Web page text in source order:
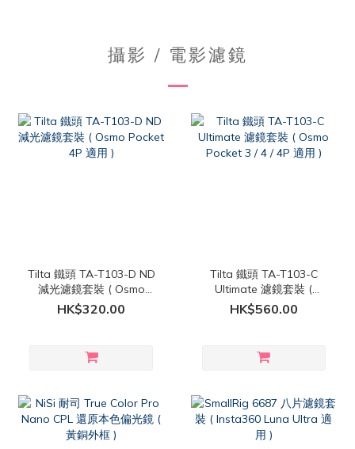
攝影 / 電影濾鏡
Tilta 鐵頭 TA-T103-D ND
減光濾鏡套裝 ( Osmo
Pocket 4P 適用 )
HK$320.00
Tilta 鐵頭 TA-T103-C
Ultimate 濾鏡套裝 (
Osmo Pocket 3 / 4 / 4P
適用 )
HK$560.00